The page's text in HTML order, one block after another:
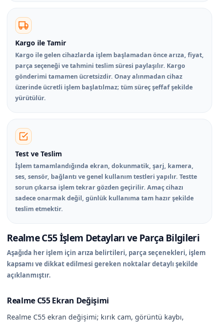
Kargo ile Tamir
Kargo ile gelen cihazlarda işlem başlamadan önce arıza, fiyat,
parça seçeneği ve tahmini teslim süresi paylaşılır. Kargo
gönderimi tamamen ücretsizdir. Onay alınmadan cihaz
üzerinde ücretli işlem başlatılmaz; tüm süreç şeffaf şekilde
yürütülür.
Test ve Teslim
İşlem tamamlandığında ekran, dokunmatik, şarj, kamera,
ses, sensör, bağlantı ve genel kullanım testleri yapılır. Testte
sorun çıkarsa işlem tekrar gözden geçirilir. Amaç cihazı
sadece onarmak değil, günlük kullanıma tam hazır şekilde
teslim etmektir.
Realme C55 İşlem Detayları ve Parça Bilgileri
Aşağıda her işlem için arıza belirtileri, parça seçenekleri, işlem
kapsamı ve dikkat edilmesi gereken noktalar detaylı şekilde
açıklanmıştır.
Realme C55 Ekran Değişimi
Realme C55 ekran değişimi; kırık cam, görüntü kaybı,